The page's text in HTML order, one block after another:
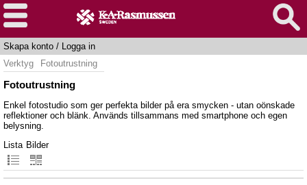
Skapa konto / Logga in
Verktyg
Fotoutrustning
Fotoutrustning
Enkel fotostudio som ger perfekta bilder på era smycken - utan oönskade
reflektioner och blänk. Används tillsammans med smartphone och egen
belysning.
Lista Bilder